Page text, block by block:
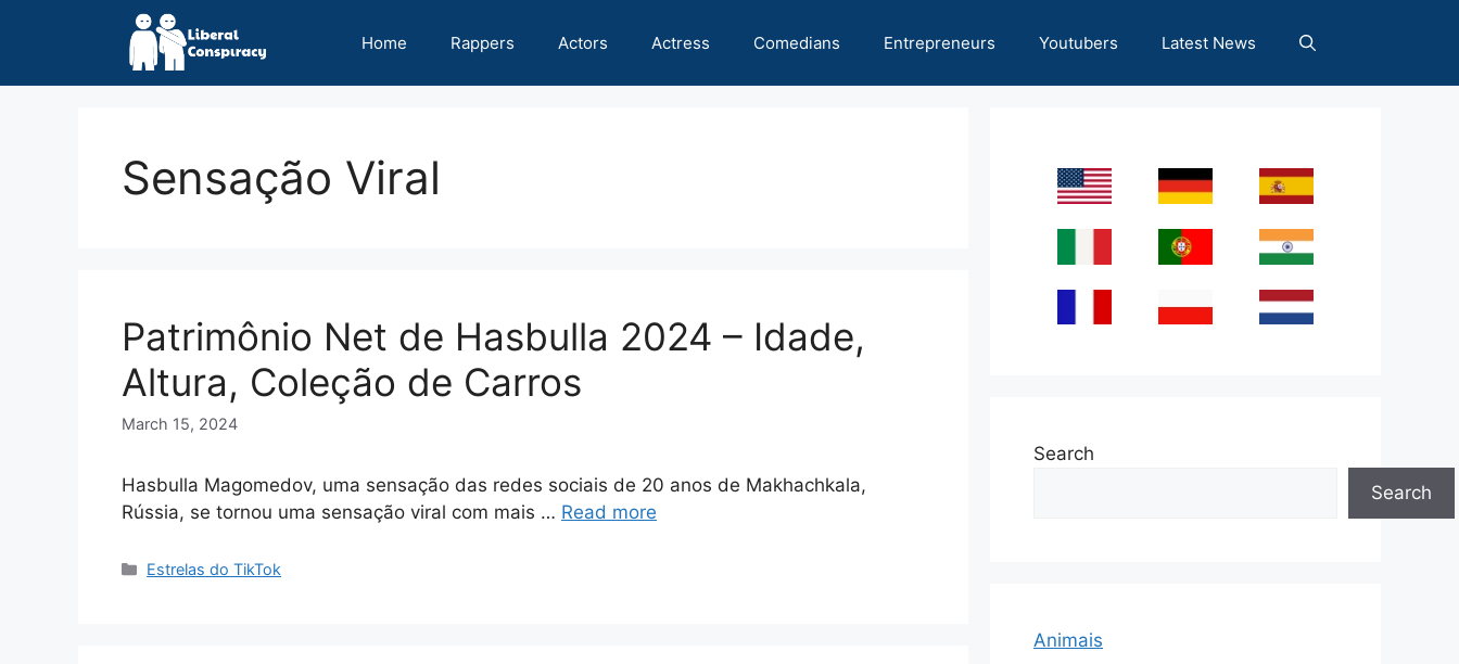
Home Rappers Actors Actress Comedians Entrepreneurs Youtubers Latest News
Sensação Viral
Patrimônio Net de Hasbulla 2024 – Idade,
Altura, Coleção de Carros
March 15, 2024
Hasbulla Magomedov, uma sensação das redes sociais de 20 anos de Makhachkala,
Rússia, se tornou uma sensação viral com mais … Read more
Categories
Estrelas do TikTok
Search
Search
Animais